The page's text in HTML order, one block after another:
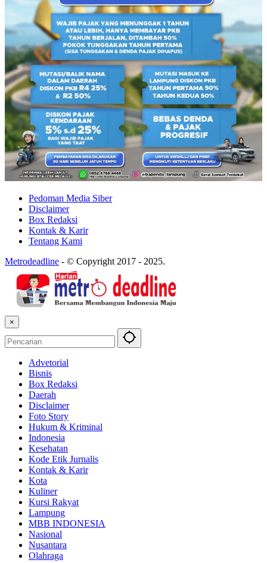
Pedoman Media Siber
Disclaimer
Box Redaksi
Kontak & Karir
Tentang Kami
Metrodeadline - © Copyright 2017 - 2025.
×
Advetorial
Bisnis
Box Redaksi
Daerah
Disclaimer
Foto Story
Hukum & Kriminal
Indonesia
Kesehatan
Kode Etik Jurnalis
Kontak & Karir
Kota
Kuliner
Kursi Rakyat
Lampung
MBB INDONESIA
Nasional
Nusantara
Olahraga